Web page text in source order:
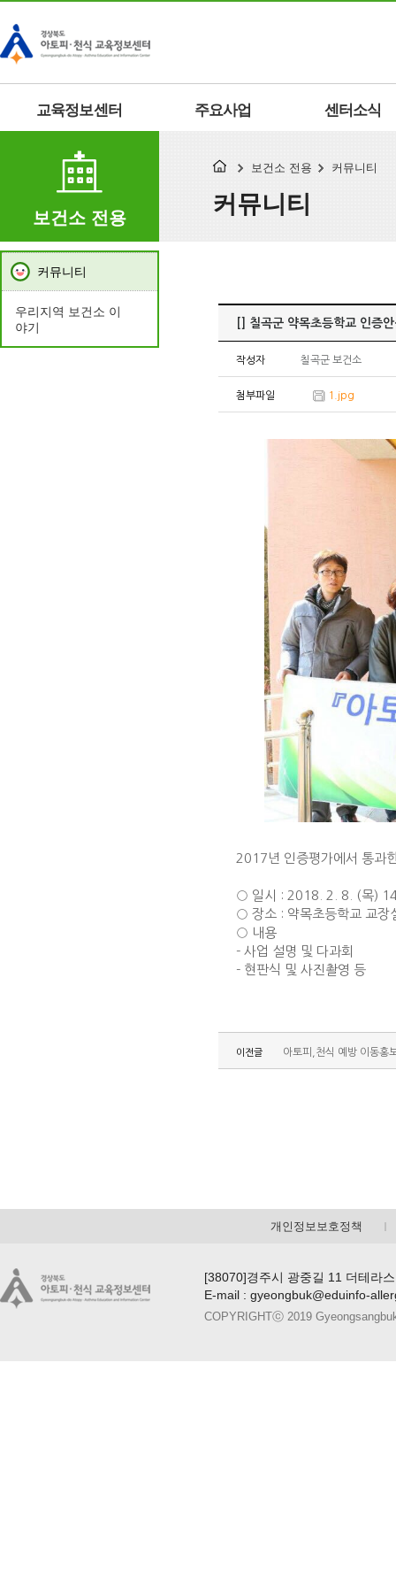
교육정보센터 주요사업 센터소식
보건소 전용
보건소 전용 커뮤니티
커뮤니티
커뮤니티
우리지역 보건소 이
야기
[] 칠곡군 약목초등학교 인증
작성자 칠곡군 보건소
첨부파일 1.jpg
2017년 인증평가에서 통과
○ 일시 : 2018. 2. 8. (목)
○ 장소 : 약목초등학교 교장
○ 내용
- 사업 설명 및 다과회
- 현판식 및 사진촬영 등
이전글 아토피,천식 예방 이동홍
개인정보보호정책
[38070]경주시 광중길 11 더테라
E-mail : gyeongbuk@eduinfo-
COPYRIGHTⓒ 2019